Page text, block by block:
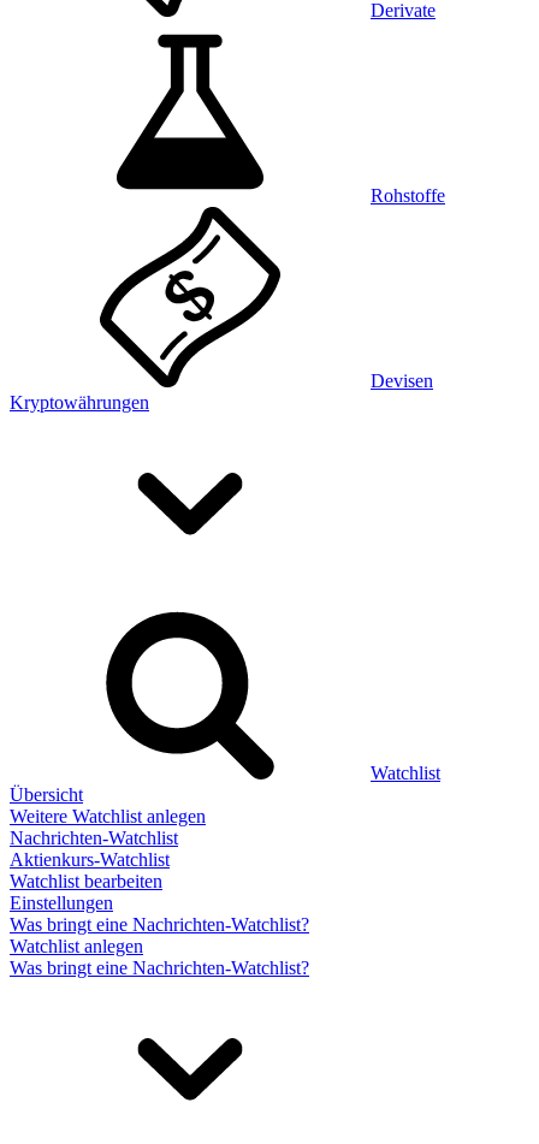
Derivate
Rohstoffe
Devisen
Kryptowährungen
Watchlist
Übersicht
Weitere Watchlist anlegen
Nachrichten-Watchlist
Aktienkurs-Watchlist
Watchlist bearbeiten
Einstellungen
Was bringt eine Nachrichten-Watchlist?
Watchlist anlegen
Was bringt eine Nachrichten-Watchlist?